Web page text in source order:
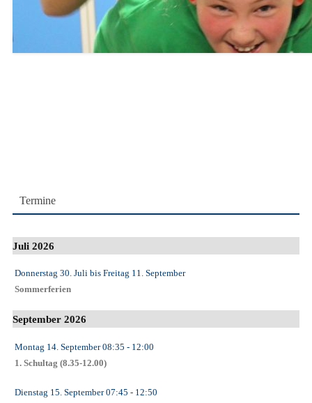
Termine
Juli 2026
Donnerstag 30. Juli bis Freitag 11. September
Sommerferien
September 2026
Montag 14. September08:35 - 12:00
1. Schultag (8.35-12.00)
Dienstag 15. September07:45 - 12:50